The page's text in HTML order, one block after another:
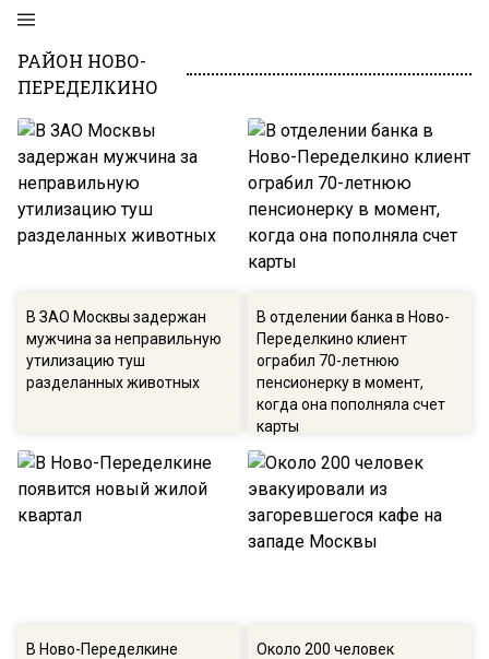
РАЙОН НОВО-
ПЕРЕДЕЛКИНО
В ЗАО Москвы задержан
мужчина за неправильную
утилизацию туш
разделанных животных
В отделении банка в Ново-
Переделкино клиент
ограбил 70-летнюю
пенсионерку в момент,
когда она пополняла счет
карты
В Ново-Переделкине
Около 200 человек